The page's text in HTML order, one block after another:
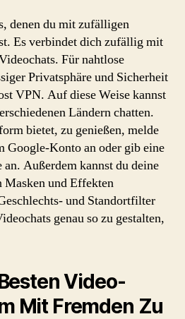
denen du mit zufälligen
Es verbindet dich zufällig mit
Für nahtlose
Privatsphäre und Sicherheit
VPN. Auf diese Weise kannst
Ländern chatten.
bietet, zu genießen, melde
Google-Konto an oder gib eine
Außerdem kannst du deine
und Effekten
und Standortfilter
genau so zu gestalten,
Video-
Mit Fremden Zu